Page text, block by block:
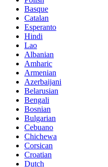
Basque
Catalan
Esperanto
Hindi
Lao
Albanian
Amharic
Armenian
Azerbaijani
Belarusian
Bengali
Bosnian
Bulgarian
Cebuano
Chichewa
Corsican
Croatian
Dutch